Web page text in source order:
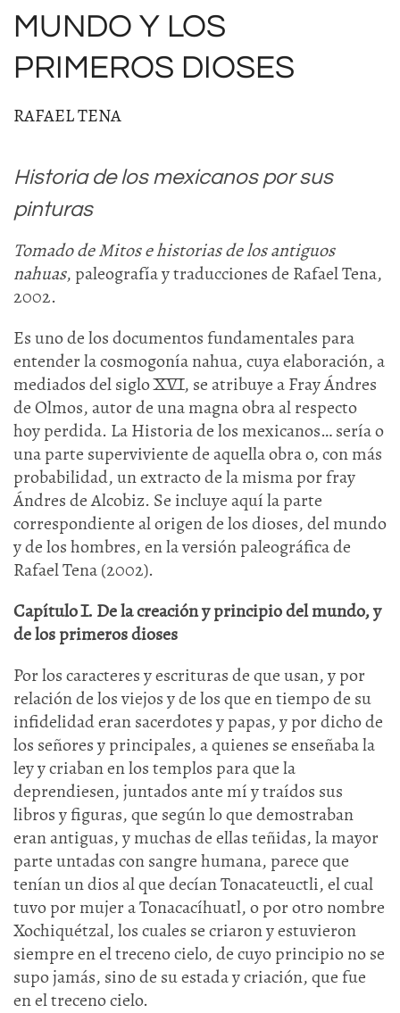
MUNDO Y LOS
PRIMEROS DIOSES
RAFAEL TENA
Historia de los mexicanos por sus
pinturas
Tomado de Mitos e historias de los antiguos
nahuas, paleografía y traducciones de Rafael Tena,
2002.
Es uno de los documentos fundamentales para
entender la cosmogonía nahua, cuya elaboración, a
mediados del siglo XVI, se atribuye a Fray Ándres
de Olmos, autor de una magna obra al respecto
hoy perdida. La Historia de los mexicanos… sería o
una parte superviviente de aquella obra o, con más
probabilidad, un extracto de la misma por fray
Ándres de Alcobiz. Se incluye aquí la parte
correspondiente al origen de los dioses, del mundo
y de los hombres, en la versión paleográfica de
Rafael Tena (2002).
Capítulo I. De la creación y principio del mundo, y
de los primeros dioses
Por los caracteres y escrituras de que usan, y por
relación de los viejos y de los que en tiempo de su
infidelidad eran sacerdotes y papas, y por dicho de
los señores y principales, a quienes se enseñaba la
ley y criaban en los templos para que la
deprendiesen, juntados ante mí y traídos sus
libros y figuras, que según lo que demostraban
eran antiguas, y muchas de ellas teñidas, la mayor
parte untadas con sangre humana, parece que
tenían un dios al que decían Tonacateuctli, el cual
tuvo por mujer a Tonacacíhuatl, o por otro nombre
Xochiquétzal, los cuales se criaron y estuvieron
siempre en el treceno cielo, de cuyo principio no se
supo jamás, sino de su estada y criación, que fue
en el treceno cielo.